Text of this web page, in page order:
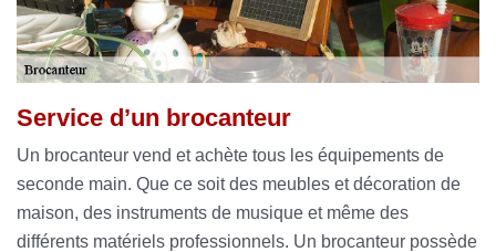
Service d’un brocanteur
Un brocanteur vend et achète tous les équipements de
seconde main. Que ce soit des meubles et décoration de
maison, des instruments de musique et même des
différents matériels professionnels. Un brocanteur possède